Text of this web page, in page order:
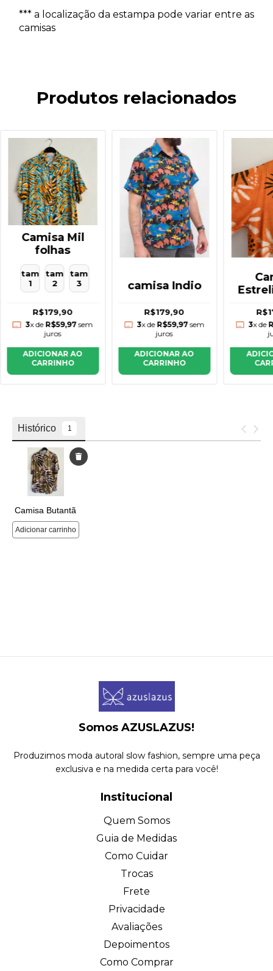
*** a localização da estampa pode variar entre as
camisas
Produtos relacionados
Camisa Mil
folhas
tam
1
tam
2
tam
3
R$179,90
3x de R$59,97sem
juros
ADICIONAR AO
CARRINHO
camisa Indio
R$179,90
3x de R$59,97sem
juros
ADICIONAR AO
CARRINHO
3x de
Somos AZUSLAZUS!
Produzimos moda autoral slow fashion, sempre uma peça
exclusiva e na medida certa para você!
Institucional
Quem Somos
Guia de Medidas
Como Cuidar
Trocas
Frete
Privacidade
Avaliações
Depoimentos
Como Comprar